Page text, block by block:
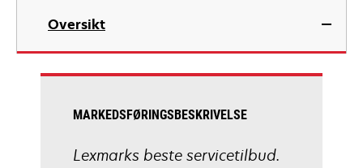
Oversikt
MARKEDSFØRINGSBESKRIVELSE
Lexmarks beste servicetilbud.